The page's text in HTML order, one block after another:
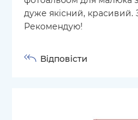
дуже якісний, красивий.
Рекомендую!
Відповісти